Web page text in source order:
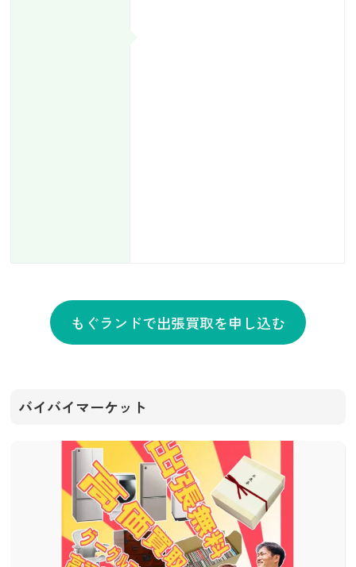
もぐランドで出張買取を申し込む
バイバイマーケット